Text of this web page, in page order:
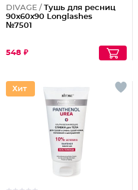
DIVAGE / Тушь для ресниц
90x60x90 Longlashes
№7501
548 ₽